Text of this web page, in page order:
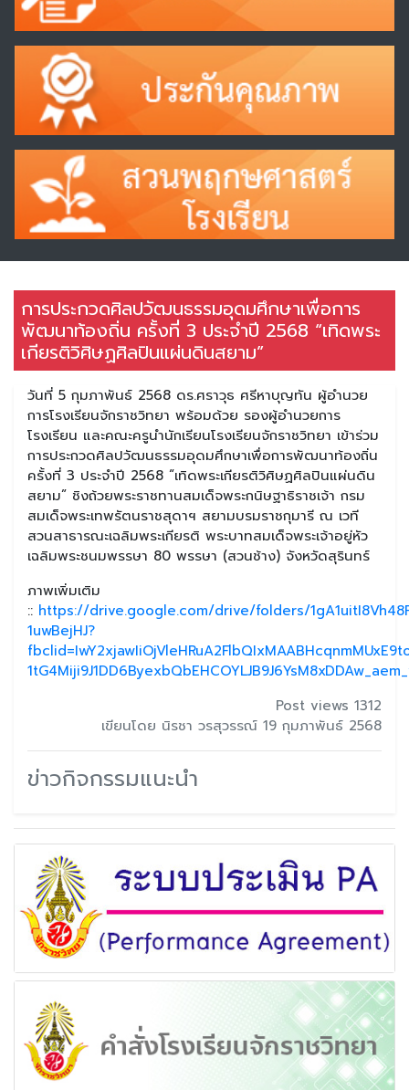
การประกวดศิลปวัฒนธรรมอุดมศึกษาเพื่อการ
พัฒนาท้องถิ่น ครั้งที่ 3 ประจำปี 2568 “เทิดพระ
เกียรติวิศิษฏศิลปินแผ่นดินสยาม”
วันที่ 5 กุมภาพันธ์ 2568 ดร.ศราวุธ ศรีหาบุญทัน ผู้อำนวย
การโรงเรียนจักราชวิทยา พร้อมด้วย รองผู้อำนวยการ
โรงเรียน และคณะครูนำนักเรียนโรงเรียนจักราชวิทยา เข้าร่วม
การประกวดศิลปวัฒนธรรมอุดมศึกษาเพื่อการพัฒนาท้องถิ่น
ครั้งที่ 3 ประจำปี 2568 “เทิดพระเกียรติวิศิษฏศิลปินแผ่นดิน
สยาม” ชิงถ้วยพระราชทานสมเด็จพระกนิษฐาธิราชเจ้า กรม
สมเด็จพระเทพรัตนราชสุดาฯ สยามบรมราชกุมารี ณ เวที
สวนสาธารณะเฉลิมพระเกียรติ พระบาทสมเด็จพระเจ้าอยู่หัว
เฉลิมพระชนมพรรษา 80 พรรษา (สวนช้าง) จังหวัดสุรินทร์
ภาพเพิ่มเติม
:: https://drive.google.com/drive/folders/
1uwBejHJ?
Post views 1312
เขียนโดย นิรชา วรสุวรรณ์ 19 กุมภาพันธ์ 2568
ข่าวกิจกรรมแนะนำ